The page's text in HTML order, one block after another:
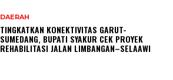
DAERAH
TINGKATKAN KONEKTIVITAS GARUT-
SUMEDANG, BUPATI SYAKUR CEK PROYEK
REHABILITASI JALAN LIMBANGAN–SELAAWI